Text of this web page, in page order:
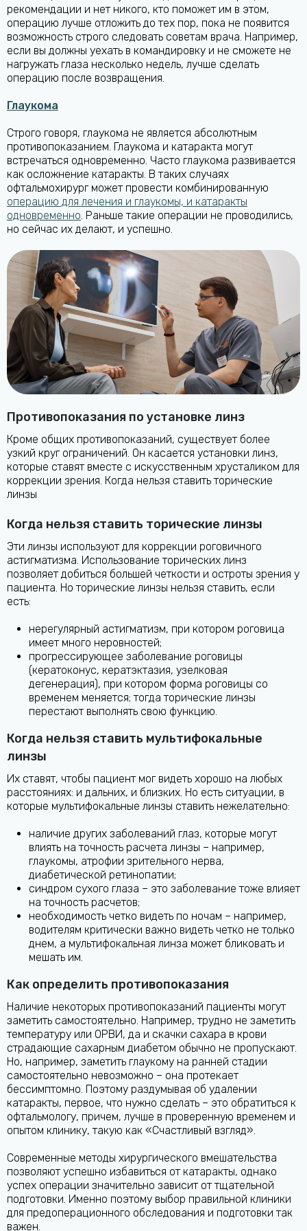
рекомендации и нет никого, кто поможет им в этом,
операцию лучше отложить до тех пор, пока не появится
возможность строго следовать советам врача. Например,
если вы должны уехать в командировку и не сможете не
нагружать глаза несколько недель, лучше сделать
операцию после возвращения.
Глаукома
Строго говоря, глаукома не является абсолютным
противопоказанием. Глаукома и катаракта могут
встречаться одновременно. Часто глаукома развивается
как осложнение катаракты. В таких случаях
офтальмохирург может провести комбинированную
операцию для лечения и глаукомы, и катаракты
одновременно. Раньше такие операции не проводились,
но сейчас их делают, и успешно.
Противопоказания по установке линз
Кроме общих противопоказаний, существует более
узкий круг ограничений. Он касается установки линз,
которые ставят вместе с искусственным хрусталиком для
коррекции зрения. Когда нельзя ставить торические
линзы
Когда нельзя ставить торические линзы
Эти линзы используют для коррекции роговичного
астигматизма. Использование торических линз
позволяет добиться большей четкости и остроты зрения у
пациента. Но торические линзы нельзя ставить, если
есть:
нерегулярный астигматизм, при котором роговица
имеет много неровностей;
прогрессирующее заболевание роговицы
(кератоконус, кератэктазия, узелковая
дегенерация), при котором форма роговицы со
временем меняется; тогда торические линзы
перестают выполнять свою функцию.
Когда нельзя ставить мультифокальные
линзы
Их ставят, чтобы пациент мог видеть хорошо на любых
расстояниях: и дальних, и близких. Но есть ситуации, в
которые мультифокальные линзы ставить нежелательно:
наличие других заболеваний глаз, которые могут
влиять на точность расчета линзы – например,
глаукомы, атрофии зрительного нерва,
диабетической ретинопатии;
синдром сухого глаза – это заболевание тоже влияет
на точность расчетов;
необходимость четко видеть по ночам – например,
водителям критически важно видеть четко не только
днем, а мультифокальная линза может бликовать и
мешать им.
Как определить противопоказания
Наличие некоторых противопоказаний пациенты могут
заметить самостоятельно. Например, трудно не заметить
температуру или ОРВИ, да и скачки сахара в крови
страдающие сахарным диабетом обычно не пропускают.
Но, например, заметить глаукому на ранней стадии
самостоятельно невозможно – она протекает
бессимптомно. Поэтому раздумывая об удалении
катаракты, первое, что нужно сделать – это обратиться к
офтальмологу, причем, лучше в проверенную временем и
опытом клинику, такую как «Счастливый взгляд».
Современные методы хирургического вмешательства
позволяют успешно избавиться от катаракты, однако
успех операции значительно зависит от тщательной
подготовки. Именно поэтому выбор правильной клиники
для предоперационного обследования и подготовки так
важен.